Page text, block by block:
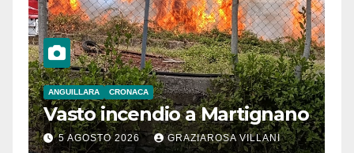
ANGUILLARA CRONACA
Vasto incendio a Martignano
5 AGOSTO 2026 GRAZIAROSA VILLANI